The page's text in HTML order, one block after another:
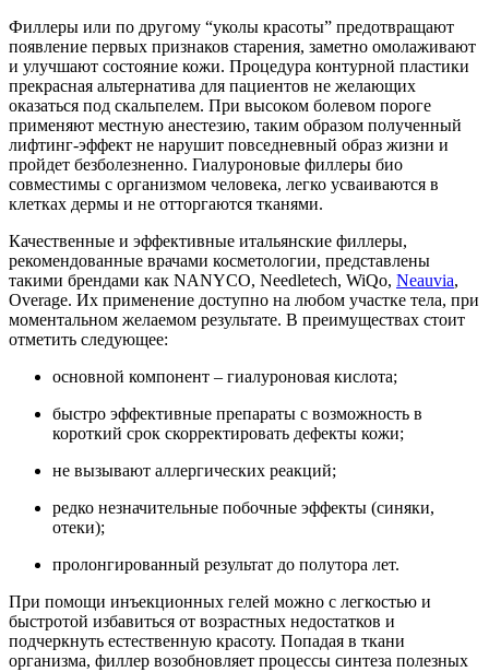
Филлеры или по другому “уколы красоты” предотвращают
появление первых признаков старения, заметно омолаживают
и улучшают состояние кожи. Процедура контурной пластики
прекрасная альтернатива для пациентов не желающих
оказаться под скальпелем. При высоком болевом пороге
применяют местную анестезию, таким образом полученный
лифтинг-эффект не нарушит повседневный образ жизни и
пройдет безболезненно. Гиалуроновые филлеры био
совместимы с организмом человека, легко усваиваются в
клетках дермы и не отторгаются тканями.
Качественные и эффективные итальянские филлеры,
рекомендованные врачами косметологии, представлены
такими брендами как NANYCO, Needletech, WiQo, Neauvia,
Overage. Их применение доступно на любом участке тела, при
моментальном желаемом результате. В преимуществах стоит
отметить следующее:
основной компонент – гиалуроновая кислота;
быстро эффективные препараты с возможность в
короткий срок скорректировать дефекты кожи;
не вызывают аллергических реакций;
редко незначительные побочные эффекты (синяки,
отеки);
пролонгированный результат до полутора лет.
При помощи инъекционных гелей можно с легкостью и
быстротой избавиться от возрастных недостатков и
подчеркнуть естественную красоту. Попадая в ткани
организма, филлер возобновляет процессы синтеза полезных